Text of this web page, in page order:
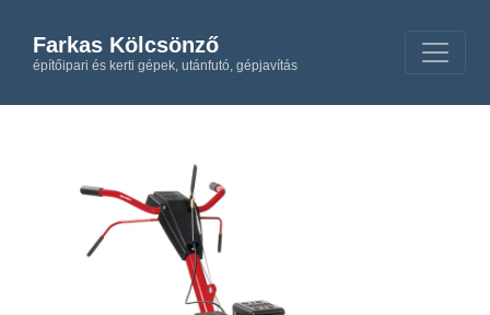
Farkas Kölcsönző
építőipari és kerti gépek, utánfutó, gépjavítás